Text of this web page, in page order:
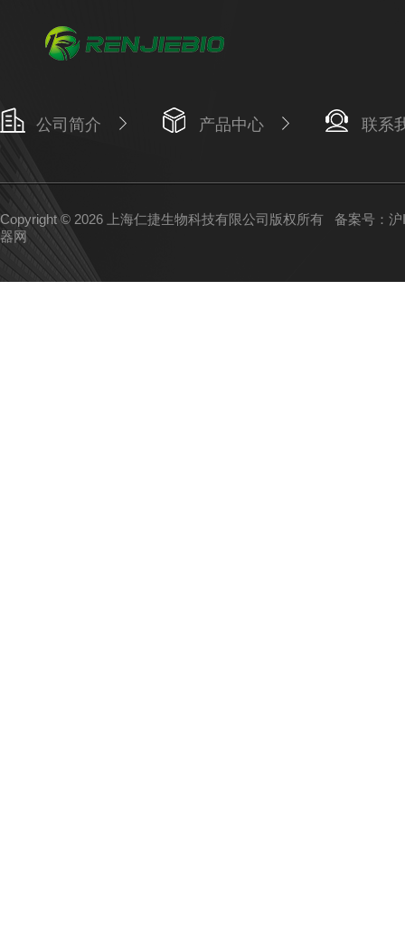
公司简介 产品中心 联系
Copyright © 2026 上海仁捷生物科技有限公司版权所有 备案号：
器网